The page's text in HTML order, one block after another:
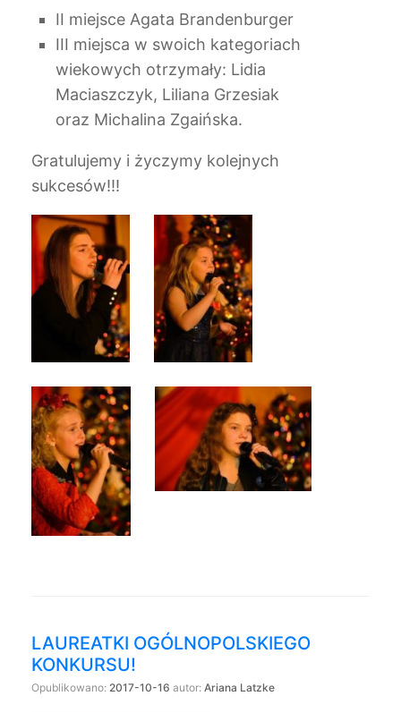
II miejsce Agata Brandenburger
III miejsca w swoich kategoriach
wiekowych otrzymały: Lidia
Maciaszczyk, Liliana Grzesiak
oraz Michalina Zgaińska.
Gratulujemy i życzymy kolejnych
sukcesów!!!
LAUREATKI OGÓLNOPOLSKIEGO
KONKURSU!
Opublikowano: 2017-10-16 autor: Ariana Latzke